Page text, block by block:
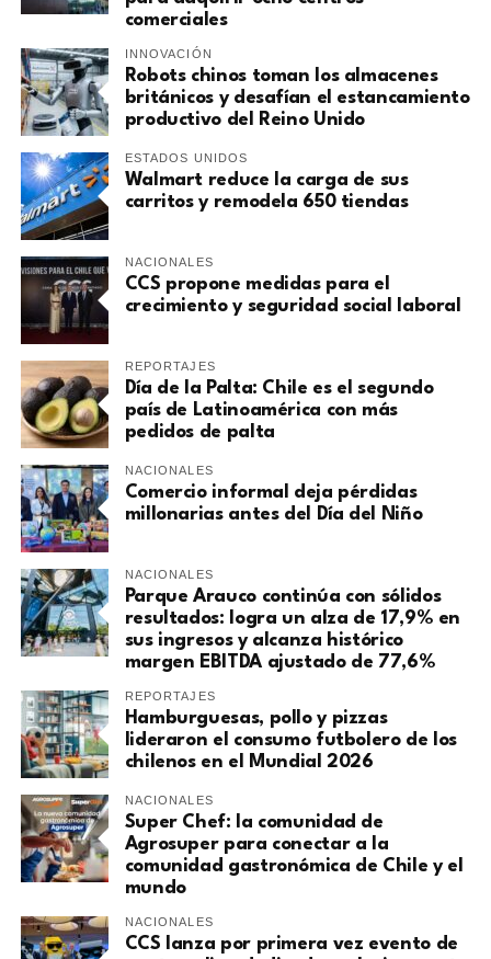
comerciales
INNOVACIÓN
Robots chinos toman los almacenes
británicos y desafían el estancamiento
productivo del Reino Unido
ESTADOS UNIDOS
Walmart reduce la carga de sus
carritos y remodela 650 tiendas
NACIONALES
CCS propone medidas para el
crecimiento y seguridad social laboral
REPORTAJES
Día de la Palta: Chile es el segundo
país de Latinoamérica con más
pedidos de palta
NACIONALES
Comercio informal deja pérdidas
millonarias antes del Día del Niño
NACIONALES
Parque Arauco continúa con sólidos
resultados: logra un alza de 17,9% en
sus ingresos y alcanza histórico
margen EBITDA ajustado de 77,6%
REPORTAJES
Hamburguesas, pollo y pizzas
lideraron el consumo futbolero de los
chilenos en el Mundial 2026
NACIONALES
Super Chef: la comunidad de
Agrosuper para conectar a la
comunidad gastronómica de Chile y el
mundo
NACIONALES
CCS lanza por primera vez evento de